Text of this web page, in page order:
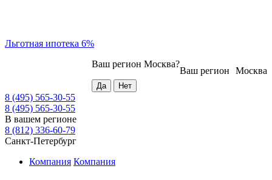
Льготная ипотека 6%
Москва
Ваш регион
Ваш регион Москва?
8 (495) 565-30-55
8 (495) 565-30-55
В вашем регионе
8 (812) 336-60-79
Санкт-Петербург
Компания Компания